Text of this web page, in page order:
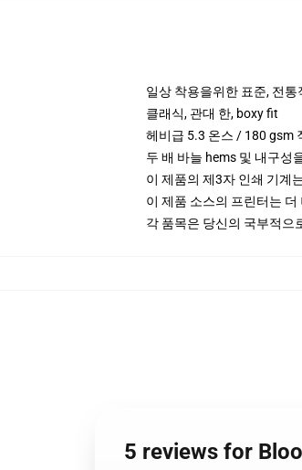
일상 착용을위한 표준, 전통
클래식, 관대 한, boxy fit
헤비급 5.3 온스 / 180 gsm
두 배 바늘 hems 및 내구성
이 제품의 제3자 인쇄 기계
이 제품 소스의 프린터는
각 품목은 당신의 국부적으
5 reviews for